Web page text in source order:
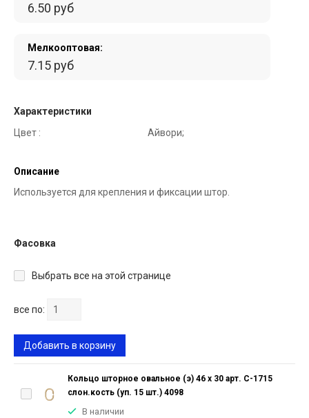
6.50 руб
Мелкооптовая:
7.15 руб
Характеристики
Цвет :
Айвори;
Описание
Используется для крепления и фиксации штор.
Фасовка
Выбрать все на этой странице
все по:
Добавить в корзину
Кольцо шторное овальное (э) 46 х 30 арт. С-1715
слон.кость (уп. 15 шт.) 4098
В наличии